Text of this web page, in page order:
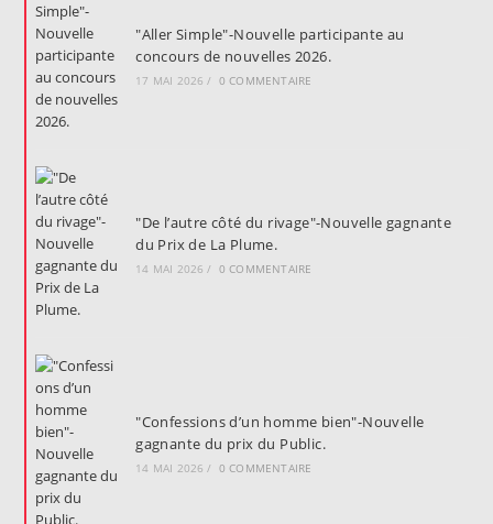
"Aller Simple"-Nouvelle participante au
concours de nouvelles 2026.
17 MAI 2026 / 0 COMMENTAIRE
"De l’autre côté du rivage"-Nouvelle gagnante
du Prix de La Plume.
14 MAI 2026 / 0 COMMENTAIRE
"Confessions d’un homme bien"-Nouvelle
gagnante du prix du Public.
14 MAI 2026 / 0 COMMENTAIRE